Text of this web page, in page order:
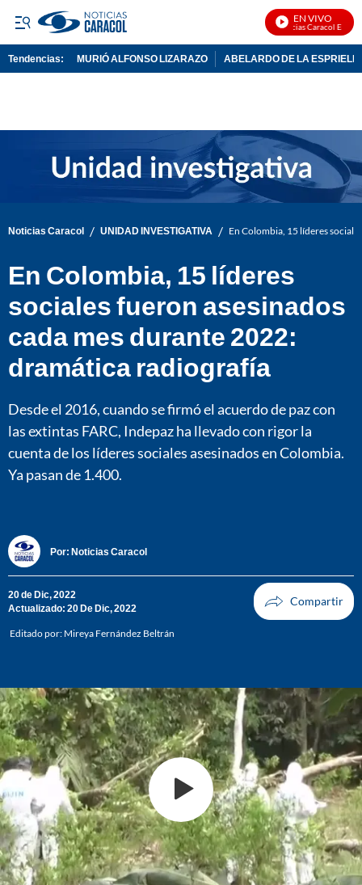
EN VIVO
Noticias Caracol En Vivo
Tendencias: MURIÓ ALFONSO LIZARAZO ABELARDO DE LA
Noticias Caracol / UNIDAD INVESTIGATIVA / En Colombia, 15 líderes
En Colombia, 15 líderes
sociales fueron asesinados
cada mes durante 2022:
dramática radiografía
Desde el 2016, cuando se firmó el acuerdo de paz con
las extintas FARC, Indepaz ha llevado con rigor la
cuenta de los líderes sociales asesinados en Colombia.
Ya pasan de 1.400.
Por: Noticias Caracol
20 de Dic, 2022
Actualizado: 20 De Dic, 2022
Editado por: Mireya Fernández Beltrán